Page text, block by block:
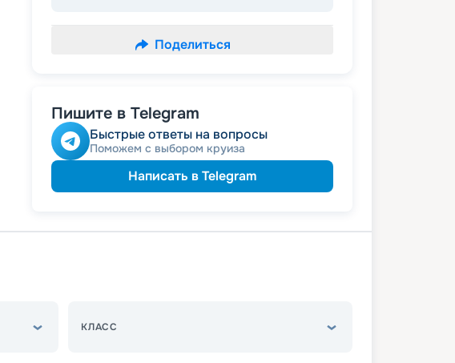
Поделиться
Пишите в Telegram
Быстрые ответы на вопросы
Поможем с выбором круиза
Написать в Telegram
КЛАСС